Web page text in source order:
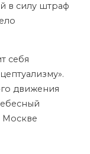
в силу штраф
себя
движения
Москве